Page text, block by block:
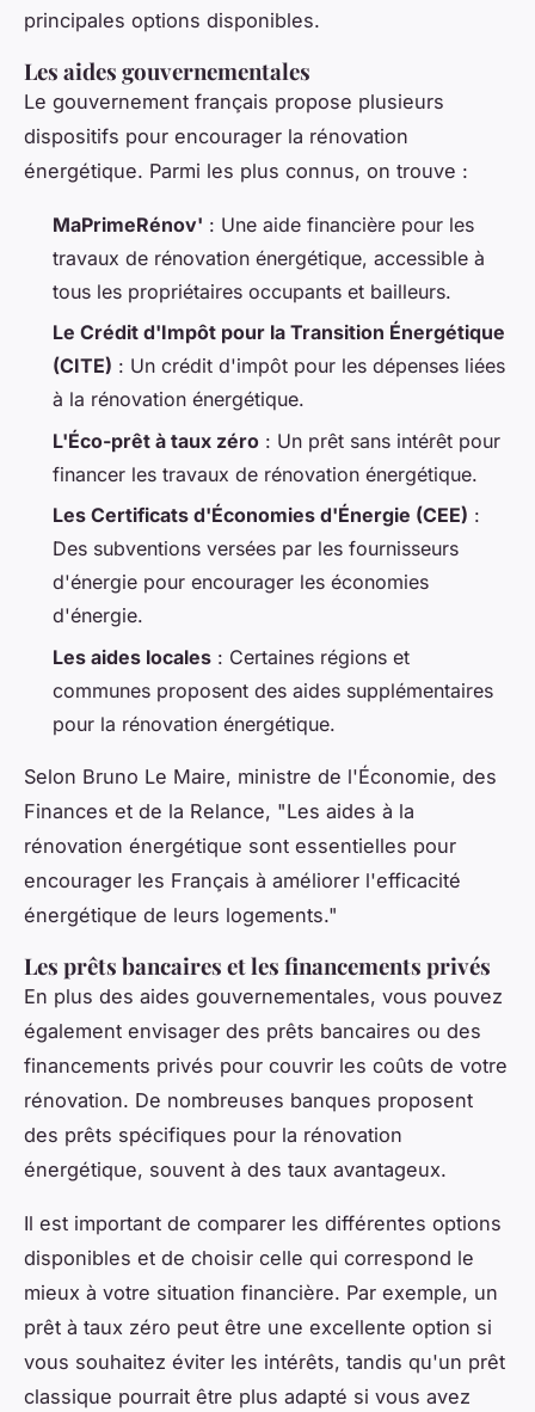
principales options disponibles.
Les aides gouvernementales
Le gouvernement français propose plusieurs
dispositifs pour encourager la rénovation
énergétique. Parmi les plus connus, on trouve :
MaPrimeRénov' : Une aide financière pour les
travaux de rénovation énergétique, accessible à
tous les propriétaires occupants et bailleurs.
Le Crédit d'Impôt pour la Transition Énergétique
(CITE) : Un crédit d'impôt pour les dépenses liées
à la rénovation énergétique.
L'Éco-prêt à taux zéro : Un prêt sans intérêt pour
financer les travaux de rénovation énergétique.
Les Certificats d'Économies d'Énergie (CEE) :
Des subventions versées par les fournisseurs
d'énergie pour encourager les économies
d'énergie.
Les aides locales : Certaines régions et
communes proposent des aides supplémentaires
pour la rénovation énergétique.
Selon Bruno Le Maire, ministre de l'Économie, des
Finances et de la Relance, "Les aides à la
rénovation énergétique sont essentielles pour
encourager les Français à améliorer l'efficacité
énergétique de leurs logements."
Les prêts bancaires et les financements privés
En plus des aides gouvernementales, vous pouvez
également envisager des prêts bancaires ou des
financements privés pour couvrir les coûts de votre
rénovation. De nombreuses banques proposent
des prêts spécifiques pour la rénovation
énergétique, souvent à des taux avantageux.
Il est important de comparer les différentes options
disponibles et de choisir celle qui correspond le
mieux à votre situation financière. Par exemple, un
prêt à taux zéro peut être une excellente option si
vous souhaitez éviter les intérêts, tandis qu'un prêt
classique pourrait être plus adapté si vous avez